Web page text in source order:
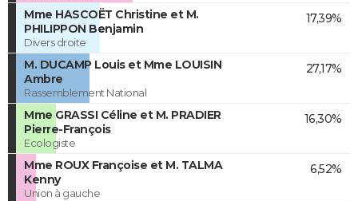
Mme HASCOËT Christine et M.
PHILIPPON Benjamin
Divers droite
17,39%
M. DUCAMP Louis et Mme LOUISIN
Ambre
Rassemblement National
27,17%
Mme GRASSI Céline et M. PRADIER
Pierre-François
Ecologiste
16,30%
Mme ROUX Françoise et M. TALMA
Kenny
Union à gauche
6,52%